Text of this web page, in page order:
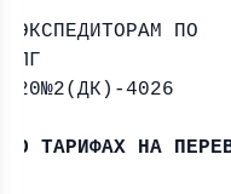
ЭКСПЕДИТОРАМ ПО
ЛГ
20№2(ДК)-4026
О ТАРИФАХ НА